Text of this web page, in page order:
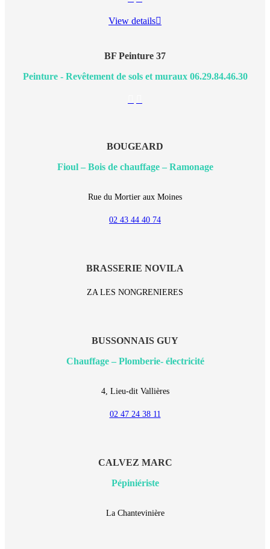
/
View details
BF Peinture 37
Peinture - Revêtement de sols et muraux 06.29.84.46.30
BOUGEARD
Fioul – Bois de chauffage – Ramonage
Rue du Mortier aux Moines
02 43 44 40 74
BRASSERIE NOVILA
ZA LES NONGRENIERES
BUSSONNAIS GUY
Chauffage – Plomberie- électricité
4, Lieu-dit Vallières
02 47 24 38 11
CALVEZ MARC
Pépiniériste
La Chantevinière